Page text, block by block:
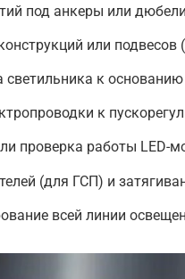
под анкеры или
или подвесов
светильника к основанию
к
проверка работы LED-
(для ГСП) и
всей линии